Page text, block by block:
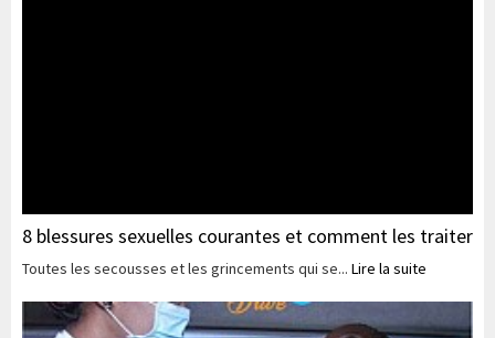
8 blessures sexuelles courantes et comment les traiter
Toutes les secousses et les grincements qui se... Lire la suite